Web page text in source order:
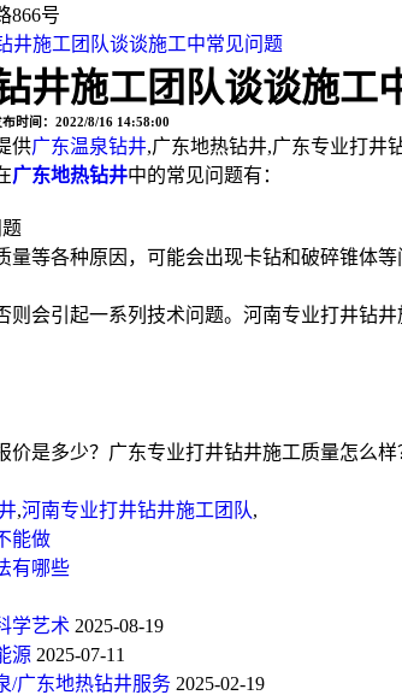
866号
井施工团队谈谈施工中常见问题
井施工团队谈谈施工
时间：2022/8/16 14:58:00
供广东温泉钻井,广东地热钻井,广东专业打井
广东地热钻井中的常见问题有：
量等各种原因，可能会出现卡钻和破碎锥体
则会引起一系列技术问题。河南专业打井钻
价是多少？广东专业打井钻井施工质量怎么
,河南专业打井钻井施工团队,
能做
有哪些
学艺术 2025-08-19
源 2025-07-11
广东地热钻井服务 2025-02-19